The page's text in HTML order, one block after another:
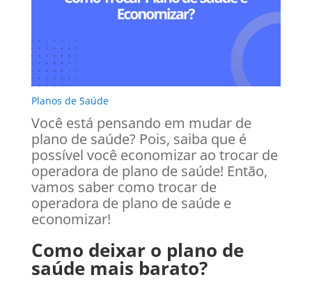
Planos de Saúde
Você está pensando em mudar de
plano de saúde? Pois, saiba que é
possível você economizar ao trocar de
operadora de plano de saúde! Então,
vamos saber como trocar de
operadora de plano de saúde e
economizar!
Como deixar o plano de
saúde mais barato?